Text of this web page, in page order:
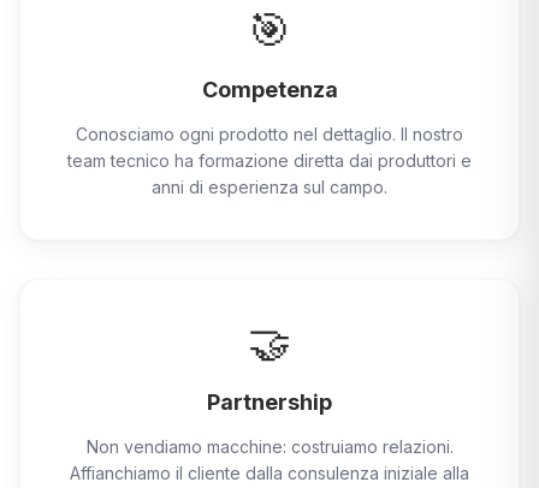
🎯
Competenza
Conosciamo ogni prodotto nel dettaglio. Il nostro
team tecnico ha formazione diretta dai produttori e
anni di esperienza sul campo.
🤝
Partnership
Non vendiamo macchine: costruiamo relazioni.
Affianchiamo il cliente dalla consulenza iniziale alla